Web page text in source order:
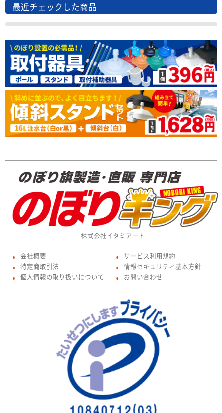
最近チェックした商品
株式会社イタミアート
● 会社概要
● 特定商取引法
● 個人情報の取り扱いについて
● サービス利用規約
● 情報セキュリティ基本方針
● お問い合わせ